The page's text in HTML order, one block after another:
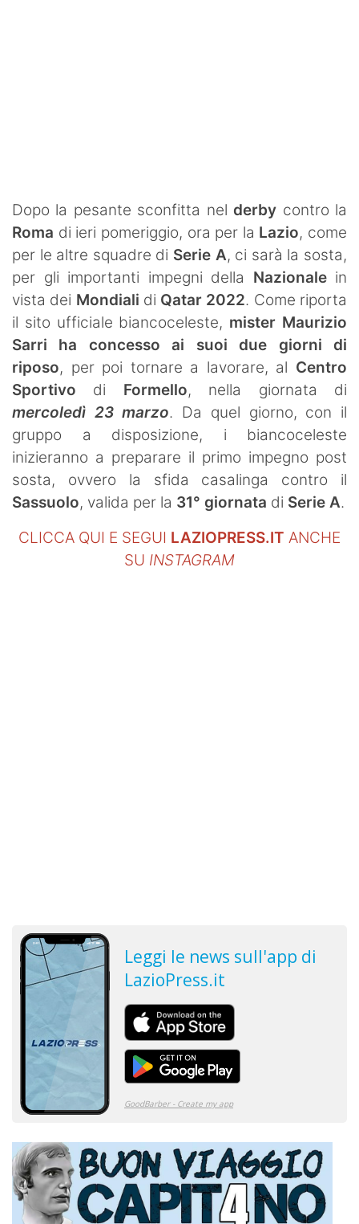
Dopo la pesante sconfitta nel derby contro la
Roma di ieri pomeriggio, ora per la Lazio, come
per le altre squadre di Serie A, ci sarà la sosta,
per gli importanti impegni della Nazionalein
vista dei Mondiali di Qatar 2022. Come riporta
il sito ufficiale biancoceleste, mister Maurizio
Sarri ha concesso ai suoi due giorni di
riposo, per poi tornare a lavorare, al Centro
Sportivo di Formello, nella giornata di
mercoledì 23 marzo. Da quel giorno, con il
gruppo a disposizione, i biancoceleste
inizieranno a preparare il primo impegno post
sosta, ovvero la sfida casalinga contro il
Sassuolo, valida per la 31° giornata di Serie A.
CLICCA QUI E SEGUI LAZIOPRESS.IT ANCHE
SU INSTAGRAM